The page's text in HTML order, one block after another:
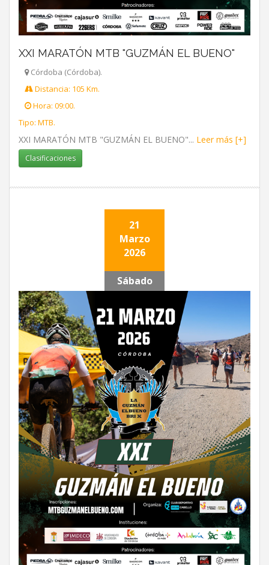
XXI MARATÓN MTB "GUZMÁN EL BUENO"
Córdoba (Córdoba).
Distancia: 105 Km.
Hora: 09:00.
Tipo: MTB.
XXI MARATÓN MTB "GUZMÁN EL BUENO"... Leer más [+]
Clasificaciones
21
Marzo
2026
Sábado